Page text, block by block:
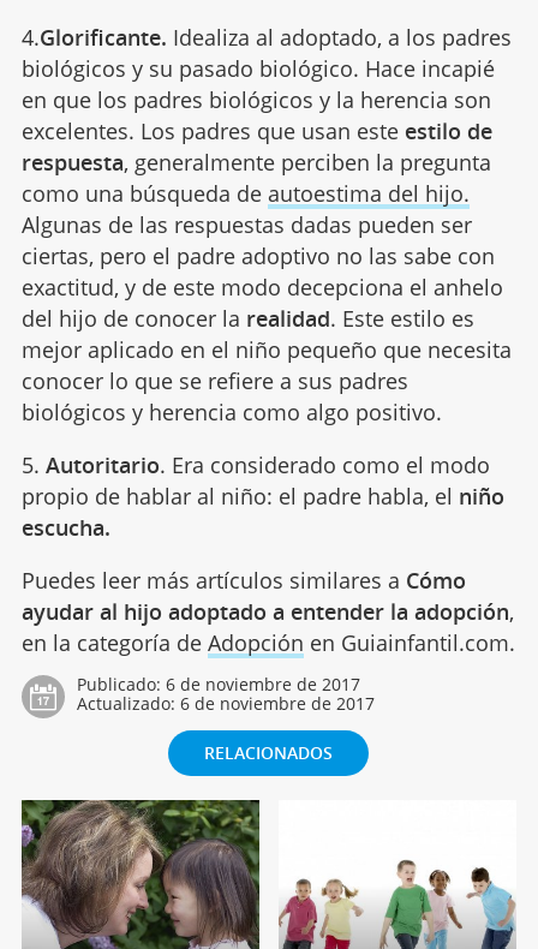
4.Glorificante. Idealiza al adoptado, a los padres
biológicos y su pasado biológico. Hace incapié
en que los padres biológicos y la herencia son
excelentes. Los padres que usan este estilo de
respuesta, generalmente perciben la pregunta
como una búsqueda de autoestima del hijo.
Algunas de las respuestas dadas pueden ser
ciertas, pero el padre adoptivo no las sabe con
exactitud, y de este modo decepciona el anhelo
del hijo de conocer la realidad. Este estilo es
mejor aplicado en el niño pequeño que necesita
conocer lo que se refiere a sus padres
biológicos y herencia como algo positivo.
5. Autoritario. Era considerado como el modo
propio de hablar al niño: el padre habla, el niño
escucha.
Puedes leer más artículos similares a Cómo
ayudar al hijo adoptado a entender la adopción,
en la categoría de Adopción en Guiainfantil.com.
Publicado: 6 de noviembre de 2017
Actualizado: 6 de noviembre de 2017
RELACIONADOS